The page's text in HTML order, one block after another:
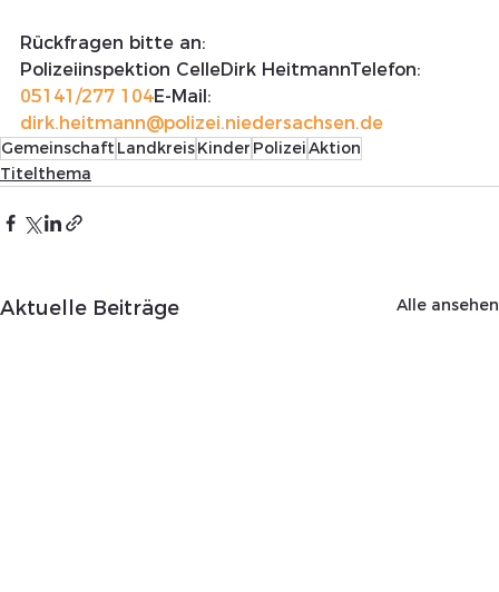
Rückfragen bitte an:
Polizeiinspektion CelleDirk HeitmannTelefon:
05141/277 104E-Mail:
dirk.heitmann@polizei.niedersachsen.de
Gemeinschaft LandkreisKinder PolizeiAktion
Titelthema
Aktuelle Beiträge Alle ansehen